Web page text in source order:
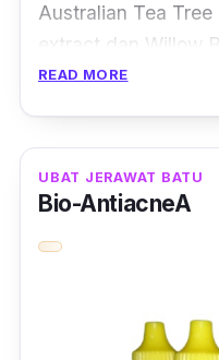
Australian Tea Tree
extract
dan Willow
membersihkan liang
hasil yang optimum.
READ MORE
UBAT JERAWAT BATU
Bio-AntiacneA